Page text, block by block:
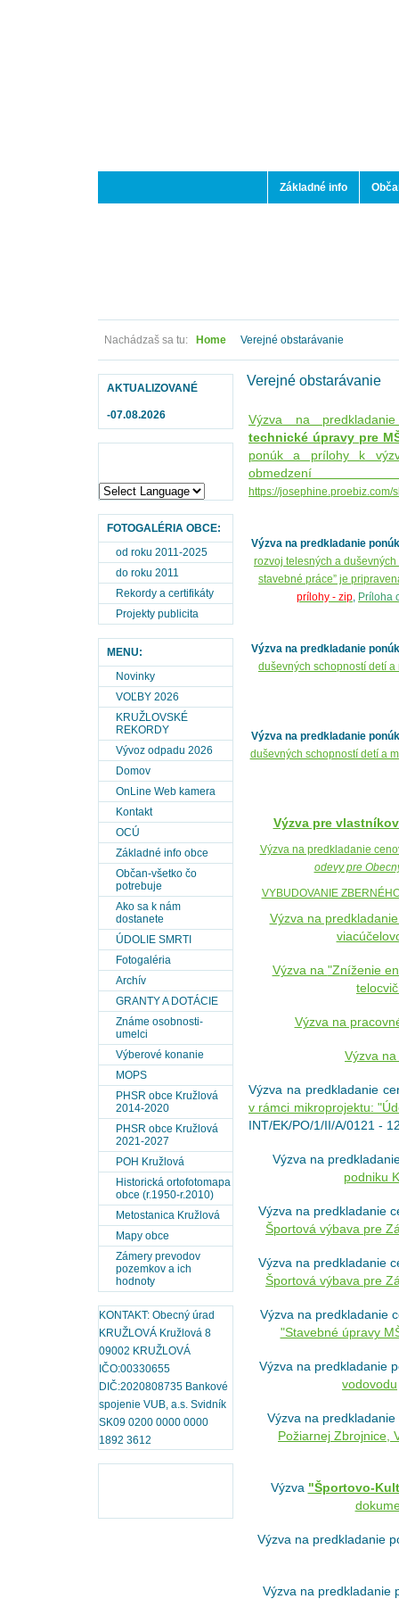
Základné info
Nachádzaš sa tu: Home Verejné obstarávanie
AKTUALIZOVANÉ
-07.08.2026
FOTOGALÉRIA OBCE:
od roku 2011-2025
do roku 2011
Rekordy a certifikáty
Projekty publicita
MENU:
Novinky
VOĽBY 2026
KRUŽLOVSKÉ
REKORDY
Vývoz odpadu 2026
Domov
OnLine Web kamera
Kontakt
OCÚ
Základné info obce
Občan-všetko čo
potrebuje
Ako sa k nám
dostanete
ÚDOLIE SMRTI
Fotogaléria
Archív
GRANTY A DOTÁCIE
Známe osobnosti-
umelci
Výberové konanie
MOPS
PHSR obce Kružlová
2014-2020
PHSR obce Kružlová
2021-2027
POH Kružlová
Historická ortofotomapa
obce (r.1950-r.2010)
Metostanica Kružlová
Mapy obce
Zámery prevodov
pozemkov a ich
hodnoty
KONTAKT: Obecný úrad
KRUŽLOVÁ Kružlová 8
09002 KRUŽLOVÁ
IČO:00330655
DIČ:2020808735 Bankové
spojenie VUB, a.s. Svidník
SK09 0200 0000 0000
1892 3612
Verejné obstarávanie
Výzva na
technické úpravy pre
ponúk a prílohy k
https://josephine.proebiz.com/
Výzva na predkladanie
rozvoj telesných a
stavebné práce” je
prílohy - zip, Príloha
Výzva na predkladanie
duševných schopností detí
Výzva na predkladanie
duševných schopností detí a
Výzva pre
Výzva na predkladanie
odevy pre
VYBUDOVANIE
Výzva na
Výzva na "Zníženie
Výzva na
Výzva
Výzva na predkladanie
v rámci mikroprojektu:
INT/EK/PO/1/II/A/0121 -
Výzva na
podniku
Výzva na predkladanie
Športová výbava pre
Výzva na predkladanie
Športová výbava pre
Výzva na predkladanie
"Stavebné úpravy
Výzva na predkladanie
vodovodu
Výzva na
Požiarnej Zbrojnice,
Výzva "Športovo-
Výzva na predkladanie
Výzva na predkladanie